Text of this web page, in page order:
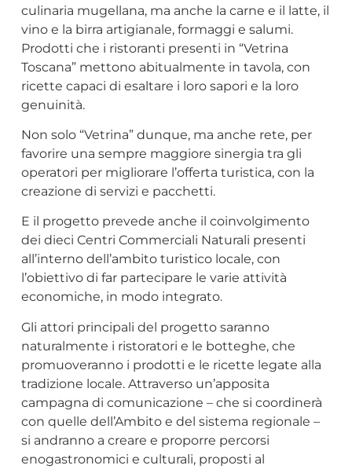
culinaria mugellana, ma anche la carne e il latte, il
vino e la birra artigianale, formaggi e salumi.
Prodotti che i ristoranti presenti in “Vetrina
Toscana” mettono abitualmente in tavola, con
ricette capaci di esaltare i loro sapori e la loro
genuinità.
Non solo “Vetrina” dunque, ma anche rete, per
favorire una sempre maggiore sinergia tra gli
operatori per migliorare l’offerta turistica, con la
creazione di servizi e pacchetti.
E il progetto prevede anche il coinvolgimento
dei dieci Centri Commerciali Naturali presenti
all’interno dell’ambito turistico locale, con
l’obiettivo di far partecipare le varie attività
economiche, in modo integrato.
Gli attori principali del progetto saranno
naturalmente i ristoratori e le botteghe, che
promuoveranno i prodotti e le ricette legate alla
tradizione locale. Attraverso un’apposita
campagna di comunicazione – che si coordinerà
con quelle dell’Ambito e del sistema regionale –
si andranno a creare e proporre percorsi
enogastronomici e culturali, proposti al